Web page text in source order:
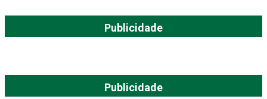
Publicidade
Publicidade